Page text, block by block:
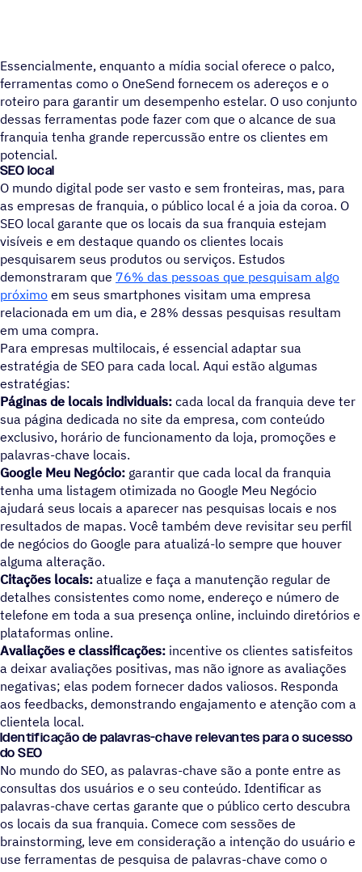
Essencialmente, enquanto a mídia social oferece o palco,
ferramentas como o OneSend fornecem os adereços e o
roteiro para garantir um desempenho estelar. O uso conjunto
dessas ferramentas pode fazer com que o alcance de sua
franquia tenha grande repercussão entre os clientes em
potencial.
SEO local
O mundo digital pode ser vasto e sem fronteiras, mas, para
as empresas de franquia, o público local é a joia da coroa. O
SEO local garante que os locais da sua franquia estejam
visíveis e em destaque quando os clientes locais
pesquisarem seus produtos ou serviços. Estudos
demonstraram que 76% das pessoas que pesquisam algo
próximo em seus smartphones visitam uma empresa
relacionada em um dia, e 28% dessas pesquisas resultam
em uma compra.
Para empresas multilocais, é essencial adaptar sua
estratégia de SEO para cada local. Aqui estão algumas
estratégias:
Páginas de locais individuais: cada local da franquia deve ter
sua página dedicada no site da empresa, com conteúdo
exclusivo, horário de funcionamento da loja, promoções e
palavras-chave locais.
Google Meu Negócio: garantir que cada local da franquia
tenha uma listagem otimizada no Google Meu Negócio
ajudará seus locais a aparecer nas pesquisas locais e nos
resultados de mapas. Você também deve revisitar seu perfil
de negócios do Google para atualizá-lo sempre que houver
alguma alteração.
Citações locais: atualize e faça a manutenção regular de
detalhes consistentes como nome, endereço e número de
telefone em toda a sua presença online, incluindo diretórios e
plataformas online.
Avaliações e classificações: incentive os clientes satisfeitos
a deixar avaliações positivas, mas não ignore as avaliações
negativas; elas podem fornecer dados valiosos. Responda
aos feedbacks, demonstrando engajamento e atenção com a
clientela local.
Identificação de palavras-chave relevantes para o sucesso
do SEO
No mundo do SEO, as palavras-chave são a ponte entre as
consultas dos usuários e o seu conteúdo. Identificar as
palavras-chave certas garante que o público certo descubra
os locais da sua franquia. Comece com sessões de
brainstorming, leve em consideração a intenção do usuário e
use ferramentas de pesquisa de palavras-chave como o